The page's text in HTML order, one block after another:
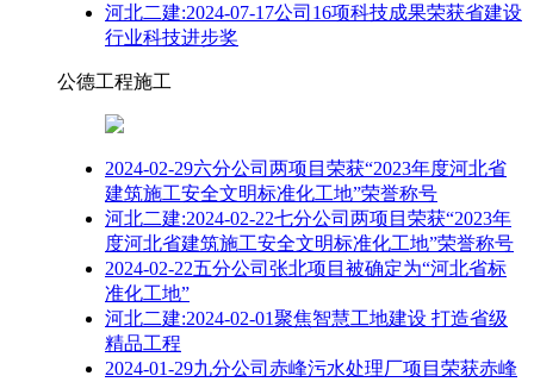
河北二建:2024-07-17公司16项科技成果荣获省建设
行业科技进步奖
公德工程施工
2024-02-29六分公司两项目荣获“2023年度河北省
建筑施工安全文明标准化工地”荣誉称号
河北二建:2024-02-22七分公司两项目荣获“2023年
度河北省建筑施工安全文明标准化工地”荣誉称号
2024-02-22五分公司张北项目被确定为“河北省标
准化工地”
河北二建:2024-02-01聚焦智慧工地建设 打造省级
精品工程
2024-01-29九分公司赤峰污水处理厂项目荣获赤峰